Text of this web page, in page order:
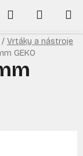
Hľadať
KOŠÍK
/ Vrtáky a nástroje
GEKO